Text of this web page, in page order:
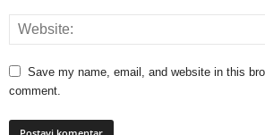
Save my name, email, and website in this
comment.